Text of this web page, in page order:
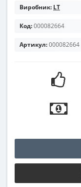
Виробник: LT
Код:000082664
Артикул:000082664